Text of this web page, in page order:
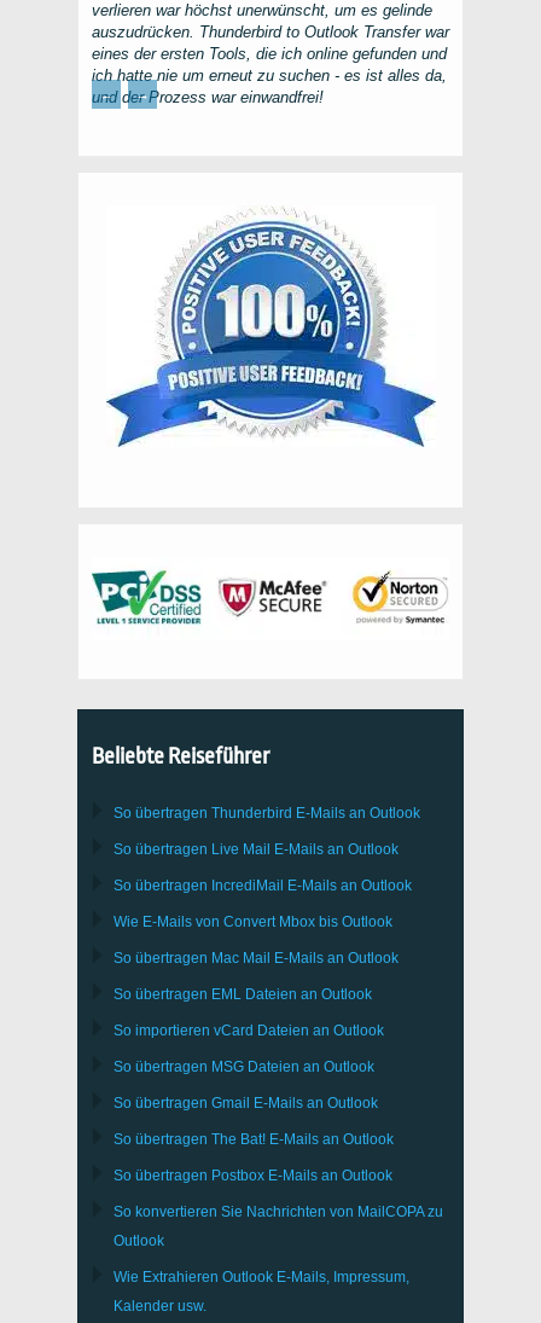
verlieren war höchst unerwünscht, um es gelinde
auszudrücken. Thunderbird to Outlook Transferwar
eines der ersten Tools, die ich online gefunden und
ich hatte nie um erneut zu suchen - es ist alles da,
und der Prozess war einwandfrei!
← →
Beliebte Reiseführer
So übertragen Thunderbird E-Mails an Outlook
So übertragen Live Mail E-Mails an Outlook
So übertragen IncrediMail E-Mails an Outlook
Wie E-Mails von Convert Mbox bis Outlook
So übertragen Mac Mail E-Mails an Outlook
So übertragen EML Dateien an Outlook
So importieren vCard Dateien an Outlook
So übertragen MSG Dateien an Outlook
So übertragen Gmail E-Mails an Outlook
So übertragen The Bat! E-Mails an Outlook
So übertragen Postbox E-Mails an Outlook
So konvertieren Sie Nachrichten von MailCOPAzu
Outlook
Wie Extrahieren Outlook E-Mails, Impressum,
Kalender usw.